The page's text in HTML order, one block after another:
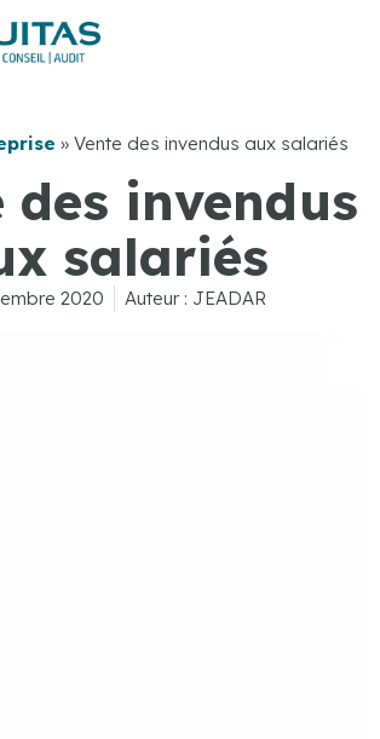
» Vente des invendus aux salariés
des invendus
salariés
2020 Auteur : JEADAR